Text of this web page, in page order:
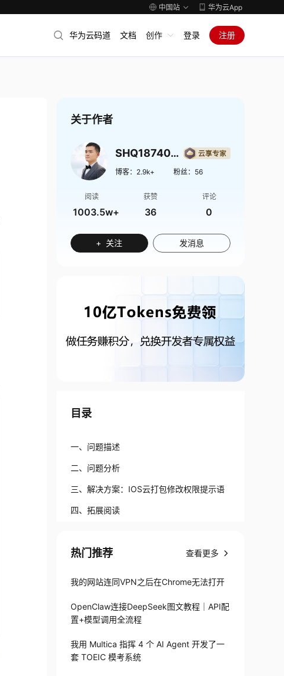
中国站 华为云App
华为云码道 文档 创作 登录 注册
关于作者
SHQ1874009
博客： 2.9k+ 粉丝： 56
阅读
1003.5w+
获赞
36
评论
0
+ 关注 发消息
目录
一、问题描述
二、问题分析
三、解决方案：IOS云打包修改权限提示语
四、拓展阅读
热门推荐 查看更多
我的网站连同VPN之后在Chrome无法打开
OpenClaw连接DeepSeek图文教程｜API配
置+模型调用全流程
我用 Multica 指挥 4 个 AI Agent 开发了一
套 TOEIC 模考系统